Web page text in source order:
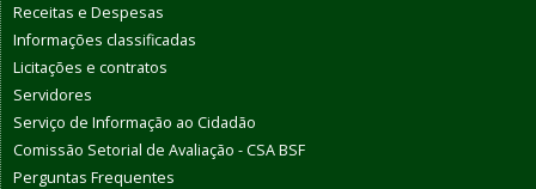
Receitas e Despesas
Informações classificadas
Licitações e contratos
Servidores
Serviço de Informação ao Cidadão
Comissão Setorial de Avaliação - CSA BSF
Perguntas Frequentes